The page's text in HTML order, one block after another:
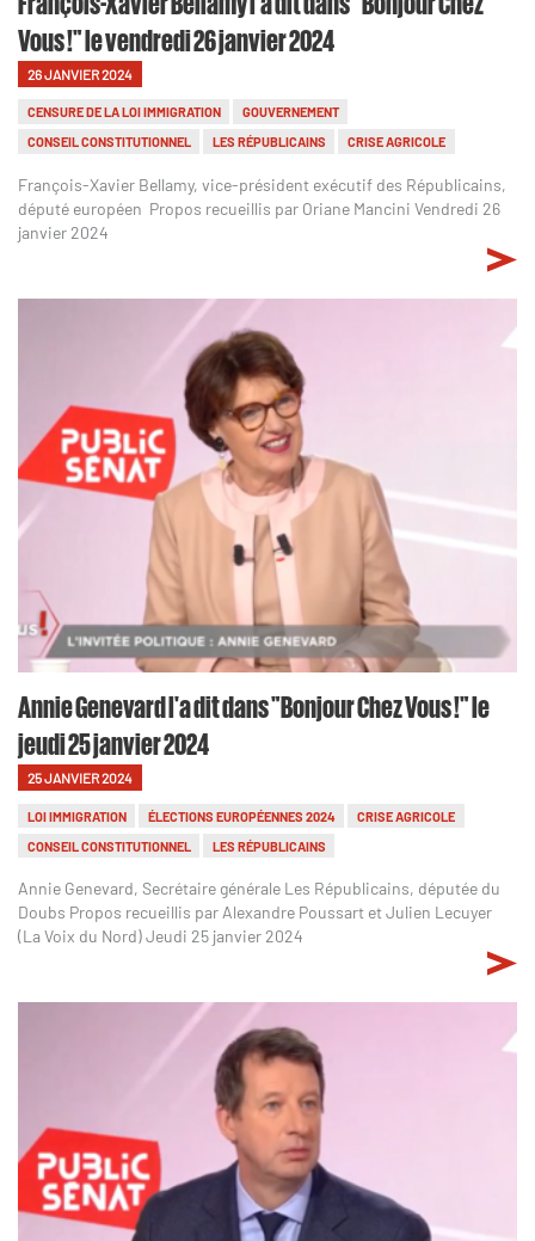
Vous !" le vendredi 26 janvier 2024
26 JANVIER 2024
CENSURE DE LA LOI IMMIGRATION
GOUVERNEMENT
CONSEIL CONSTITUTIONNEL
LES RÉPUBLICAINS CRISE AGRICOLE
François-Xavier Bellamy, vice-président exécutif des Républicains,
député européen Propos recueillis par Oriane Mancini Vendredi 26
janvier 2024
Annie Genevard l'a dit dans "Bonjour Chez Vous !" le
jeudi 25 janvier 2024
25 JANVIER 2024
LOI IMMIGRATION ÉLECTIONS EUROPÉENNES 2024
CRISE AGRICOLE
CONSEIL CONSTITUTIONNEL
LES RÉPUBLICAINS
Annie Genevard, Secrétaire générale Les Républicains, députée du
Doubs Propos recueillis par Alexandre Poussart et Julien Lecuyer
(La Voix du Nord) Jeudi 25 janvier 2024